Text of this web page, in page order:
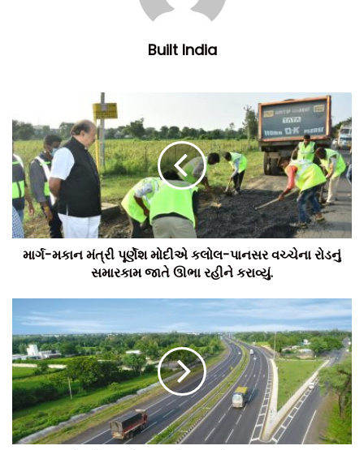
ડેવલપર્સને લેન્ડ એનએ-એનઓસી, પ્લાન પાસ, અને રેરા રજિસ્ટ્રેશન
ડેવલપર્સ સમયમર્યાદામાં પ્રોજેક્ટ પૂર્ણ કરી શકતા નથી. પરિણામે,
સમયમર્યાદામાં આ પ્રોજેક્ટની મંજૂરીઓ અંગે ફાઈલોનું ક્લિયરીંગ કરે
તેવી માંગ કરી હતી.
Built India
માર્ગ-મકાન મંત્રી પૂર્ણેશ મોદીએ કલોલ-પાનસર વચ્ચેના રોડનું
સમારકામ જાતે ઊભા રહીને કરાવ્યું.